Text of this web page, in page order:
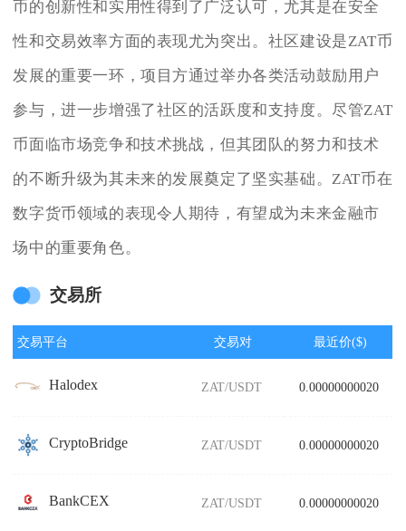
币的创新性和实用性得到了广泛认可，尤其是在安全
性和交易效率方面的表现尤为突出。社区建设是ZAT币
发展的重要一环，项目方通过举办各类活动鼓励用户
参与，进一步增强了社区的活跃度和支持度。尽管ZAT
币面临市场竞争和技术挑战，但其团队的努力和技术
的不断升级为其未来的发展奠定了坚实基础。ZAT币在
数字货币领域的表现令人期待，有望成为未来金融市
场中的重要角色。
交易所
交易平台 交易对 最近价($)
Halodex ZAT/USDT 0.00000000020
CryptoBridge ZAT/USDT 0.00000000020
BankCEX ZAT/USDT 0.00000000020